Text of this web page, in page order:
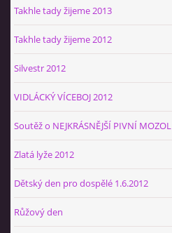
Takhle tady žijeme 2013
Takhle tady žijeme 2012
Silvestr 2012
VIDLÁCKÝ VÍCEBOJ 2012
Soutěž o NEJKRÁSNĚJŠÍ PIVNÍ MOZOL
Zlatá lyže 2012
Dětský den pro dospělé 1.6.2012
Růžový den